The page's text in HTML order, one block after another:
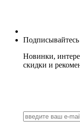
Новинки,
скидки и